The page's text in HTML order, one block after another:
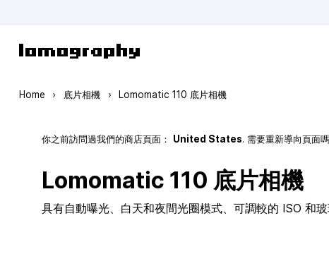
Home › 底片相機 › Lomomatic 110 底片相機
你之前訪問過我們的商店頁面： United States. 需要重新導向頁面
Lomomatic 110 底片相機
具有自動曝光、白天和夜間光圈模式、可調較的 ISO 和